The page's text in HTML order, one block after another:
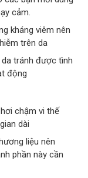
cảm.
kháng viêm nên
trên da
tránh được tình
động
chậm vi thế
dài
liệu nên
phần này cần